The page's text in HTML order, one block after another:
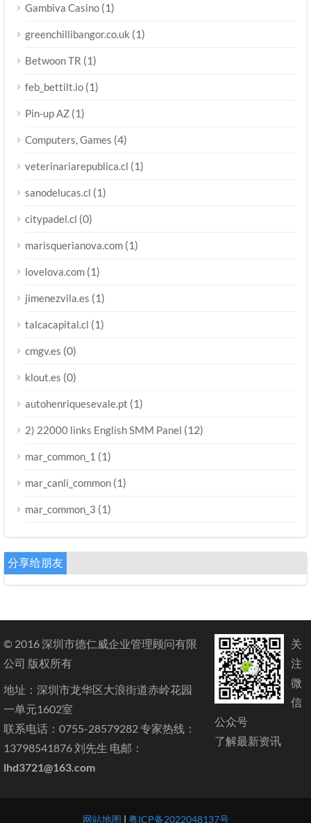
Gambiva Casino (1)
greenchillibangor.co.uk (1)
Betwoon TR (1)
feb_bettilt.io (1)
Pin-up AZ (1)
Computers, Games (4)
veterinariarepublica.cl (1)
sanodelucas.cl (1)
citypadel.cl (0)
marisquerianova.com (1)
lovelova.com (1)
jimenezvila.es (1)
talcacapital.cl (1)
cmgv.es (0)
klout.es (0)
autohenriquesevale.pt (1)
2) 22000 links English SMM Panel (12)
mar_common_1 (1)
mar_canli_common (1)
mar_common_3 (1)
分享给朋友
© 2016 深圳市德仁威企业管理顾问有限
公司 版权所有
地址：深圳市龙华区大浪街道赤岭花园
一单元1602室
联系电话：0755-28579282 专家热线：
13798541876 刘先生 电邮：
lhd3721@163.com
关
注
微
信
公众号
了解最新资讯
网站地图 | 粤ICP备2022048137号